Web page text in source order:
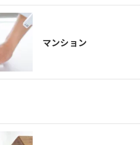
マンション